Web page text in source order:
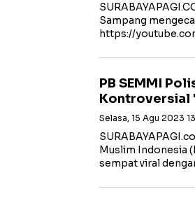
Sampang
https://
PB SEMMI
Kontroversial
Selasa, 15 Agu 2023
Muslim Indonesia
sempat viral